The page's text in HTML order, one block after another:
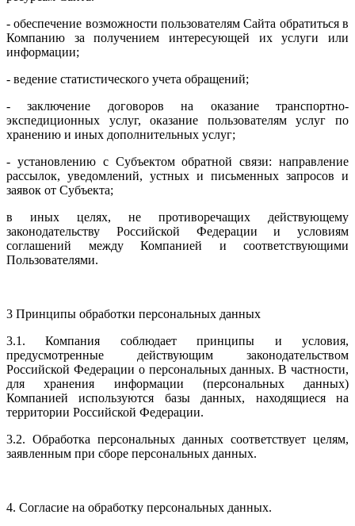
- обеспечение возможности пользователям Сайта обратиться в
Компанию за получением интересующей их услуги или
информации;
- ведение статистического учета обращений;
- заключение договоров на оказание транспортно-
экспедиционных услуг, оказание пользователям услуг по
хранению и иных дополнительных услуг;
- установлению с Субъектом обратной связи: направление
рассылок, уведомлений, устных и письменных запросов и
заявок от Субъекта;
в иных целях, не противоречащих действующему
законодательству Российской Федерации и условиям
соглашений между Компанией и соответствующими
Пользователями.
3 Принципы обработки персональных данных
3.1. Компания соблюдает принципы и условия,
предусмотренные действующим законодательством
Российской Федерации о персональных данных. В частности,
для хранения информации (персональных данных)
Компанией используются базы данных, находящиеся на
территории Российской Федерации.
3.2. Обработка персональных данных соответствует целям,
заявленным при сборе персональных данных.
4. Согласие на обработку персональных данных.